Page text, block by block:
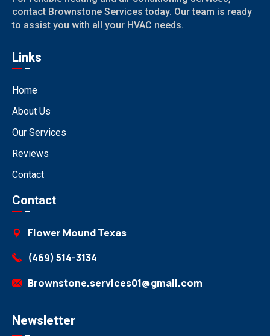
contact Brownstone Services today. Our team is ready
to assist you with all your HVAC needs.
Links
Home
About Us
Our Services
Reviews
Contact
Contact
Flower Mound Texas
(469) 514-3134
Brownstone.services01@gmail.com
Newsletter